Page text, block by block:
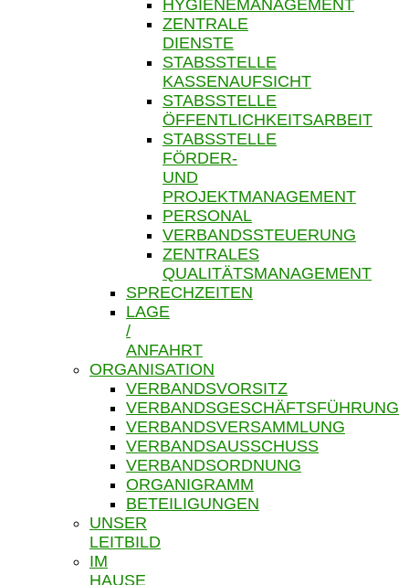
HYGIENEMANAGEMENT
ZENTRALE
DIENSTE
STABSSTELLE
KASSENAUFSICHT
STABSSTELLE
ÖFFENTLICHKEITSARBEIT
STABSSTELLE
FÖRDER-
UND
PROJEKTMANAGEMENT
PERSONAL
VERBANDSSTEUERUNG
ZENTRALES
QUALITÄTSMANAGEMENT
SPRECHZEITEN
LAGE
/
ANFAHRT
ORGANISATION
VERBANDSVORSITZ
VERBANDSGESCHÄFTSFÜHRUNG
VERBANDSVERSAMMLUNG
VERBANDSAUSSCHUSS
VERBANDSORDNUNG
ORGANIGRAMM
BETEILIGUNGEN
UNSER
LEITBILD
IM
HAUSE